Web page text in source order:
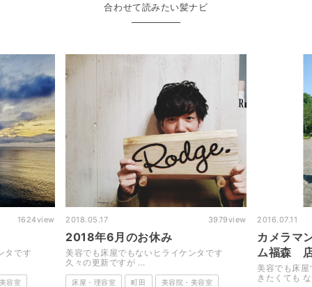
合わせて読みたい髪ナビ
年6月のお休み
容でも床屋でもないヒライケンタです
々の更新ですが ...
床屋・理容室 町田 美容院・美容室
2016.07.11
カメラマン脇の【お
ム福森 店内編
美容でも床屋でもないヒラ
きたくても なかなか 書けなか